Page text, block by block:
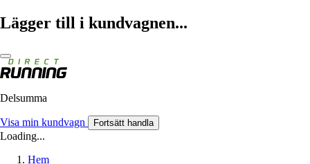
Lägger till i kundvagnen...
Delsumma
Visa min kundvagn Fortsätt handla
Loading...
Hem